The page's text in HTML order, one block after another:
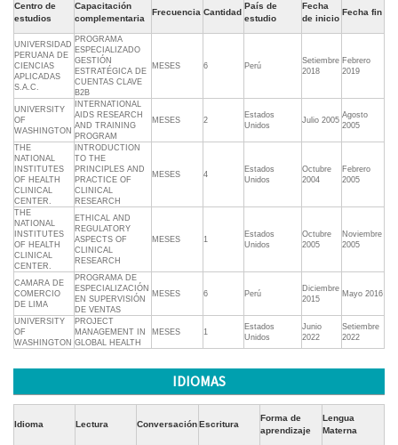
Centro de
estudios
Capacitación
complementaria
Frecuencia Cantidad
País de
estudio
Fecha
de inicio
Fecha fin
UNIVERSIDAD
PERUANA DE
CIENCIAS
APLICADAS
S.A.C.
PROGRAMA
ESPECIALIZADO
GESTIÓN
ESTRATÉGICA DE
CUENTAS CLAVE
B2B
MESES 6 Perú
Setiembre
2018
Febrero
2019
UNIVERSITY
OF
WASHINGTON
INTERNATIONAL
AIDS RESEARCH
AND TRAINING
PROGRAM
MESES 2
Estados
Unidos
Julio 2005
Agosto
2005
THE
NATIONAL
INSTITUTES
OF HEALTH
CLINICAL
CENTER.
INTRODUCTION
TO THE
PRINCIPLES AND
PRACTICE OF
CLINICAL
RESEARCH
MESES 4
Estados
Unidos
Octubre
2004
Febrero
2005
THE
NATIONAL
INSTITUTES
OF HEALTH
CLINICAL
CENTER.
ETHICAL AND
REGULATORY
ASPECTS OF
CLINICAL
RESEARCH
MESES 1
Estados
Unidos
Octubre
2005
Noviembre
2005
CAMARA DE
COMERCIO
DE LIMA
PROGRAMA DE
ESPECIALIZACIÓN
EN SUPERVISIÓN
DE VENTAS
MESES 6 Perú
Diciembre
2015
Mayo 2016
UNIVERSITY
OF
WASHINGTON
PROJECT
MANAGEMENT IN
GLOBAL HEALTH
MESES 1
Estados
Unidos
Junio
2022
Setiembre
2022
IDIOMAS
Idioma Lectura ConversaciónEscritura
Forma de
aprendizaje
Lengua
Materna